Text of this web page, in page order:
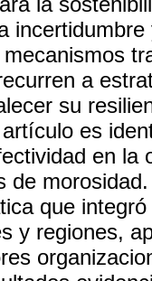
a
su
es
en la
de
que
y regiones,